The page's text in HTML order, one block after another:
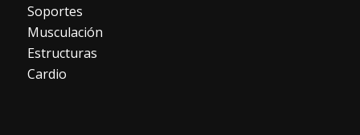
Soportes
Musculación
Estructuras
Cardio